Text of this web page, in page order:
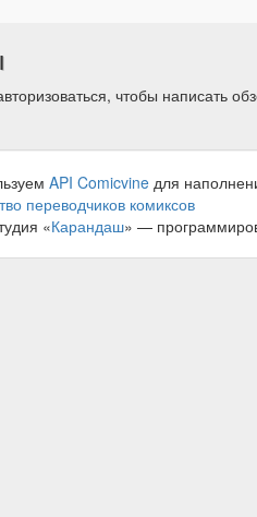
чтобы написать
API Comicvine для
переводчиков комиксов
«Карандаш» —